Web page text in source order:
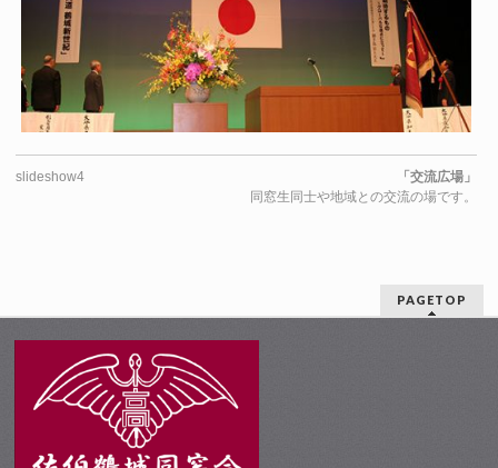
slideshow4
「交流広場」
同窓生同士や地域との交流の場です。
PAGETOP